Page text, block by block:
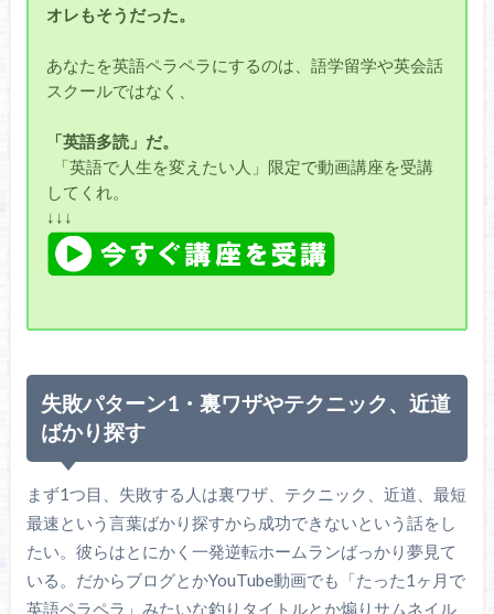
オレもそうだった。
あなたを英語ペラペラにするのは、語学留学や英会話
スクールではなく、
「英語多読」だ。
「英語で人生を変えたい人」限定で動画講座を受講
してくれ。
↓↓↓
失敗パターン1・裏ワザやテクニック、近道
ばかり探す
まず1つ目、失敗する人は裏ワザ、テクニック、近道、最短
最速という言葉ばかり探すから成功できないという話をし
たい。彼らはとにかく一発逆転ホームランばっかり夢見て
いる。だからブログとかYouTube動画でも「たった1ヶ月で
英語ペラペラ」みたいな釣りタイトルとか煽りサムネイル